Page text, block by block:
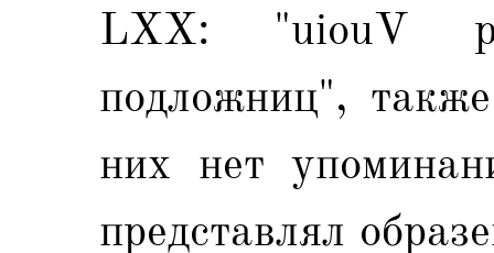
LXX: "uiouV
подложниц",
них нет
представлял